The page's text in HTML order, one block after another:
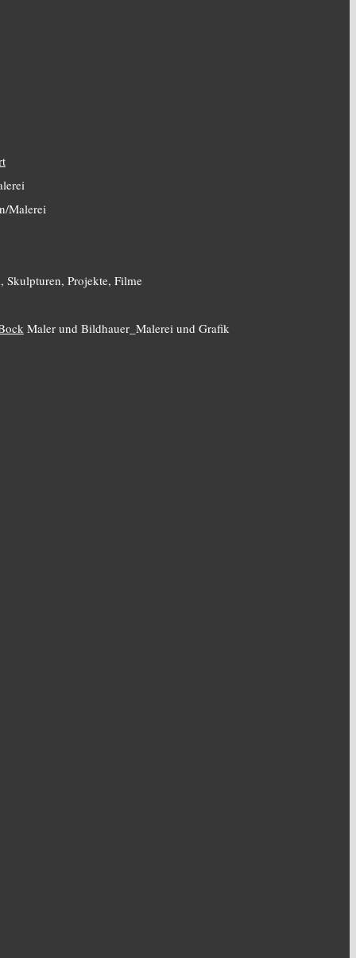
Malerei
Projekte, Filme
Maler und Bildhauer_Malerei und Grafik